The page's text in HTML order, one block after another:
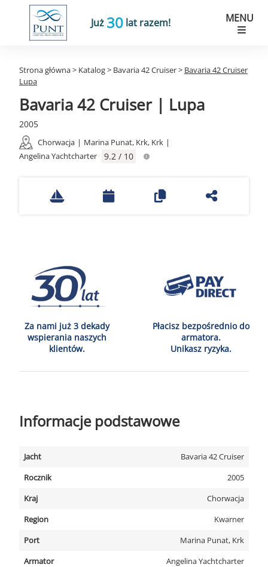
Już 30 lat razem! MENU
Strona główna> Katalog> Bavaria 42 Cruiser> Bavaria 42 Cruiser
Lupa
Bavaria 42 Cruiser | Lupa
2005
Chorwacja | Marina Punat, Krk, Krk |
Angelina Yachtcharter
9.2 / 10
Za nami już 3 dekady
wspierania naszych
klientów.
Płacisz bezpośrednio do
armatora.
Unikasz ryzyka.
Informacje podstawowe
Jacht
Bavaria 42 Cruiser
Rocznik
2005
Kraj
Chorwacja
Region
Kwarner
Port
Marina Punat, Krk
Armator
Angelina Yachtcharter